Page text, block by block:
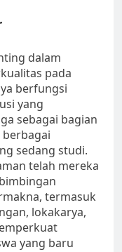
dalam
pada
berfungsi
yang
sebagai bagian
sedang studi.
telah mereka
termasuk
lokakarya,
yang baru